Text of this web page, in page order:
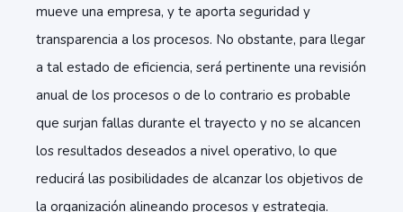
mueve una empresa, y te aporta seguridad y
transparencia a los procesos. No obstante, para llegar
a tal estado de eficiencia, será pertinente una revisión
anual de los procesos o de lo contrario es probable
que surjan fallas durante el trayecto y no se alcancen
los resultados deseados a nivel operativo, lo que
reducirá las posibilidades de alcanzar los objetivos de
la organización alineando procesos y estrategia.